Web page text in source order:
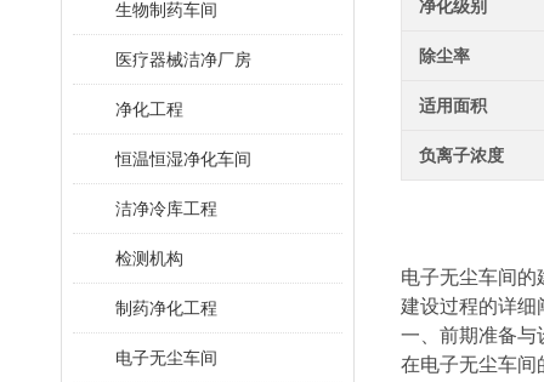
生物制药车间
医疗器械洁净厂房
净化工程
恒温恒湿净化车间
洁净冷库工程
检测机构
制药净化工程
电子无尘车间
净化级别
除尘率
适用面积
负离子浓度
电子无尘车间
建设过程的详细
一、前期准备与
在电子无尘车间